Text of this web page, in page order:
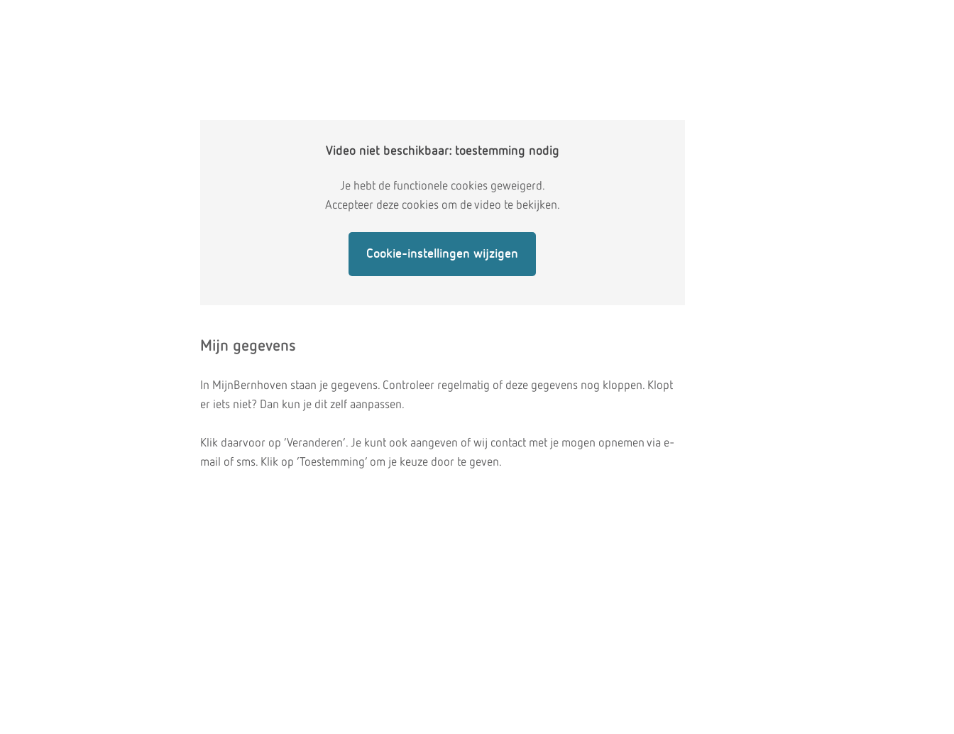
Video niet beschikbaar: toestemming nodig
Je hebt de functionele cookies geweigerd.
Accepteer deze cookies om de video te bekijken.
Cookie-instellingen wijzigen
Mijn gegevens
In MijnBernhoven staan je gegevens. Controleer regelmatig of deze gegevens nog kloppen. Klopt
er iets niet? Dan kun je dit zelf aanpassen.
Klik daarvoor op ‘Veranderen’. Je kunt ook aangeven of wij contact met je mogen opnemen via e-
mail of sms. Klik op ‘Toestemming’ om je keuze door te geven.